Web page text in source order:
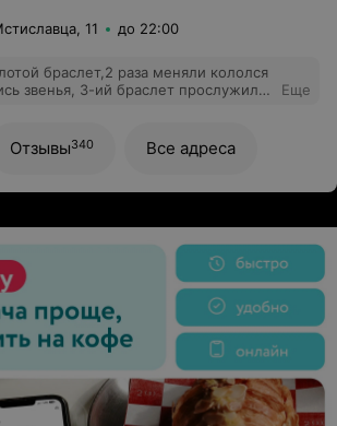
11 до 22:00
браслет,2 раза меняли кололся
звенья, 3-ий браслет прослужил
розачарована этим магазином
Еще
Отзывы340 Все адреса